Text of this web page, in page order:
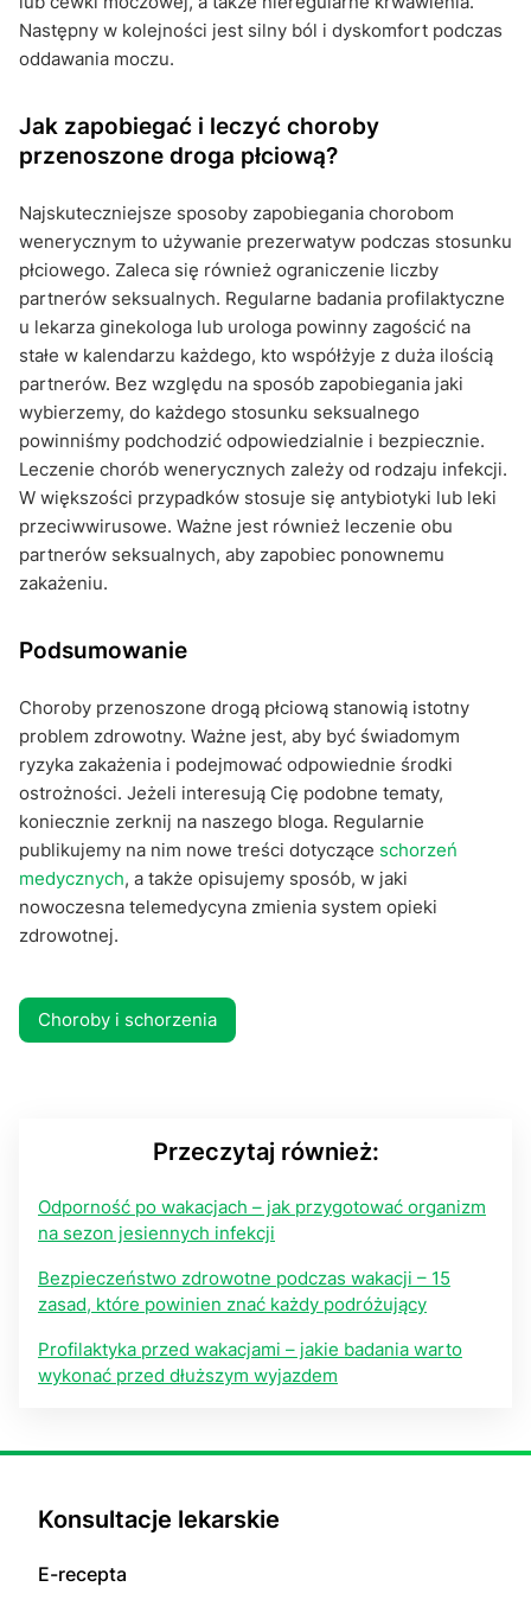
Następny w kolejności jest silny ból i dyskomfort podczas
oddawania moczu.
Jak zapobiegać i leczyć choroby
przenoszone droga płciową?
Najskuteczniejsze sposoby zapobiegania chorobom
wenerycznym to używanie prezerwatyw podczas stosunku
płciowego. Zaleca się również ograniczenie liczby
partnerów seksualnych. Regularne badania profilaktyczne
u lekarza ginekologa lub urologa powinny zagościć na
stałe w kalendarzu każdego, kto współżyje z duża ilością
partnerów. Bez względu na sposób zapobiegania jaki
wybierzemy, do każdego stosunku seksualnego
powinniśmy podchodzić odpowiedzialnie i bezpiecznie.
Leczenie chorób wenerycznych zależy od rodzaju infekcji.
W większości przypadków stosuje się antybiotyki lub leki
przeciwwirusowe. Ważne jest również leczenie obu
partnerów seksualnych, aby zapobiec ponownemu
zakażeniu.
Podsumowanie
Choroby przenoszone drogą płciową stanowią istotny
problem zdrowotny. Ważne jest, aby być świadomym
ryzyka zakażenia i podejmować odpowiednie środki
ostrożności. Jeżeli interesują Cię podobne tematy,
koniecznie zerknij na naszego bloga. Regularnie
publikujemy na nim nowe treści dotyczące schorzeń
medycznych, a także opisujemy sposób, w jaki
nowoczesna telemedycyna zmienia system opieki
zdrowotnej.
Choroby i schorzenia
Przeczytaj również:
Odporność po wakacjach – jak przygotować organizm
na sezon jesiennych infekcji
Bezpieczeństwo zdrowotne podczas wakacji – 15
zasad, które powinien znać każdy podróżujący
Profilaktyka przed wakacjami – jakie badania warto
wykonać przed dłuższym wyjazdem
Konsultacje lekarskie
E-recepta